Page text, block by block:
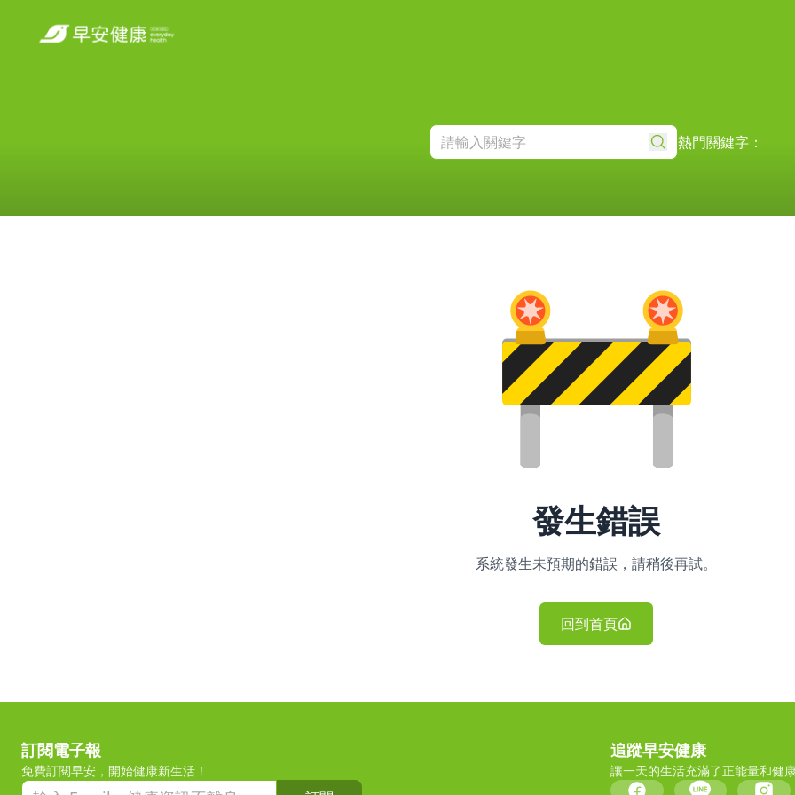
熱門關鍵字：
發生錯誤
系統發生未預期的錯誤，請稍後再試。
回到首頁
訂閱電子報
免費訂閱早安，開始健康新生活！
追蹤早安健康
讓一天的生活充滿了正能量和健